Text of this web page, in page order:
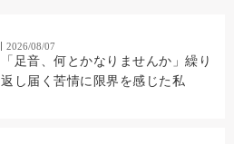
2026/08/07
「足音、何とかなりませんか」繰り
返し届く苦情に限界を感じた私